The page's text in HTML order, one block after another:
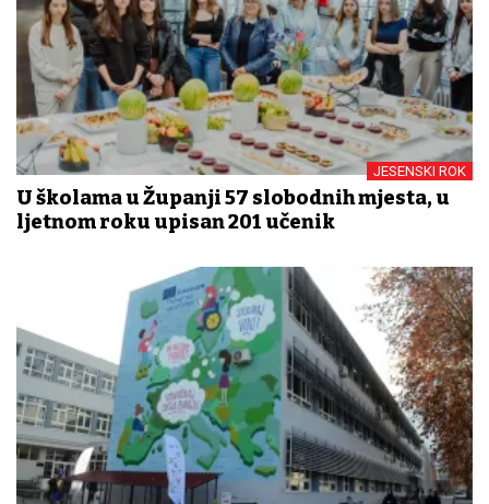
JESENSKI ROK
U školama u Županji 57 slobodnih mjesta, u
ljetnom roku upisan 201 učenik